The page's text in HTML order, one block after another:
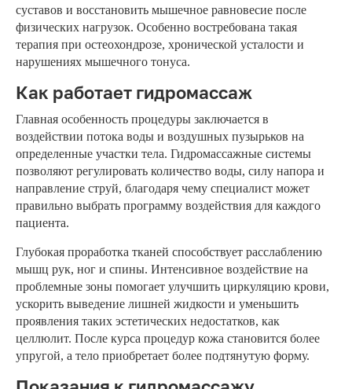
суставов и восстановить мышечное равновесие после
физических нагрузок. Особенно востребована такая
терапия при остеохондрозе, хронической усталости и
нарушениях мышечного тонуса.
Как работает гидромассаж
Главная особенность процедуры заключается в
воздействии потока воды и воздушных пузырьков на
определенные участки тела. Гидромассажные системы
позволяют регулировать количество воды, силу напора и
направление струй, благодаря чему специалист может
правильно выбрать программу воздействия для каждого
пациента.
Глубокая проработка тканей способствует расслаблению
мышц рук, ног и спины. Интенсивное воздействие на
проблемные зоны помогает улучшить циркуляцию крови,
ускорить выведение лишней жидкости и уменьшить
проявления таких эстетических недостатков, как
целлюлит. После курса процедур кожа становится более
упругой, а тело приобретает более подтянутую форму.